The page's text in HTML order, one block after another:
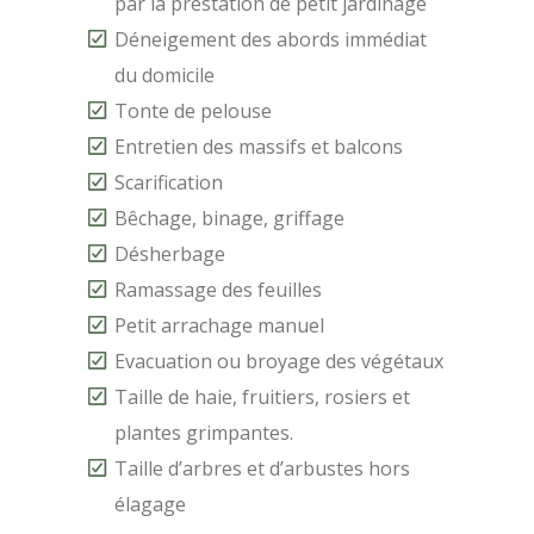
Déneigement des abords immédiat
du domicile
Tonte de pelouse
Entretien des massifs et balcons
Scarification
Bêchage, binage, griffage
Désherbage
Ramassage des feuilles
Petit arrachage manuel
Evacuation ou broyage des végétaux
Taille de haie, fruitiers, rosiers et
plantes grimpantes.
Taille d’arbres et d’arbustes hors
élagage